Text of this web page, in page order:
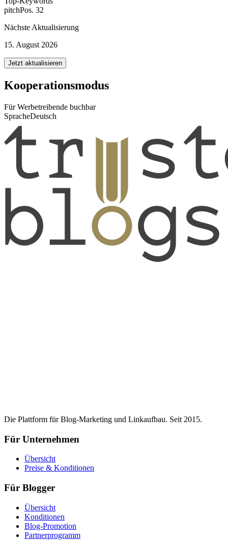
pitchPos. 32
Nächste Aktualisierung
15. August 2026
Jetzt aktualisieren
Kooperationsmodus
Für Werbetreibende buchbar
SpracheDeutsch
Die Plattform für Blog-Marketing und Linkaufbau. Seit 2015.
Für Unternehmen
Übersicht
Preise & Konditionen
Für Blogger
Übersicht
Konditionen
Blog-Promotion
Partnerprogramm